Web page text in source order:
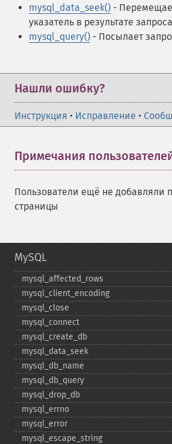
mysql_data_seek() -
указатель в результате запроса
mysql_query() - Посылает
Нашли ошибку?
Инструкция • Исправление •
Примечания
Пользователи ещё не добавляли
страницы
MySQL
mysql_​affected_​rows
mysql_​client_​encoding
mysql_​close
mysql_​connect
mysql_​create_​db
mysql_​data_​seek
mysql_​db_​name
mysql_​db_​query
mysql_​drop_​db
mysql_​errno
mysql_​error
mysql_​escape_​string